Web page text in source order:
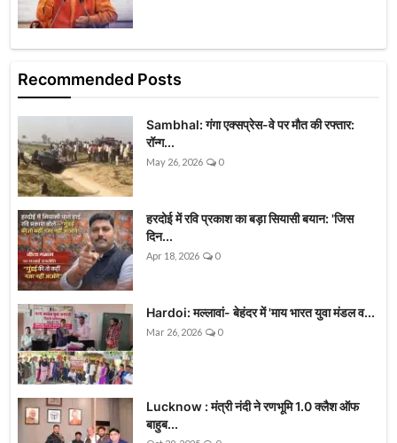
Recommended Posts
Sambhal: गंगा एक्सप्रेस-वे पर मौत की रफ्तार:
रॉन्ग...
May 26, 2026 0
हरदोई में रवि प्रकाश का बड़ा सियासी बयान: 'जिस
दिन...
Apr 18, 2026 0
Hardoi: मल्लावां- बेहंदर में 'माय भारत युवा मंडल व...
Mar 26, 2026 0
Lucknow : मंत्री नंदी ने रणभूमि 1.0 क्लैश ऑफ
बाहुब...